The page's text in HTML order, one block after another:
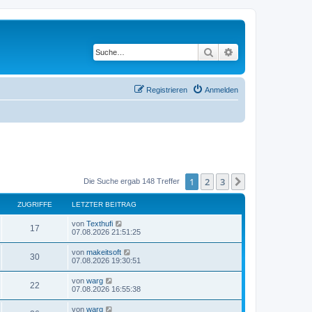
Suche
Anmelden
Registrieren
Die Suche ergab 148 Treffer 1 2 3
ZUGRIFFE LETZTER BEITRAG
17
u
i
L
e
t
e
r
B
e
i
t
von Texthufi
07.08.2026 21:51:25
30Z
u
L
e
t
e
r
B
von makeitsoft
07.08.2026 19:30:51
22
u
L
e
von warg
07.08.2026 16:55:38
L
von warg